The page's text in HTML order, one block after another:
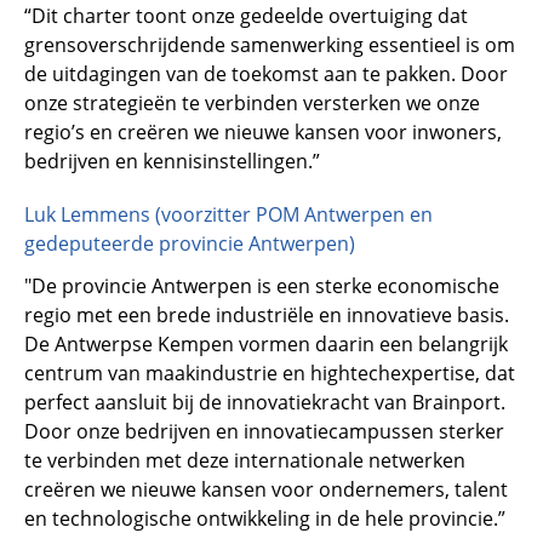
“Dit charter toont onze gedeelde overtuiging dat
grensoverschrijdende samenwerking essentieel is om
de uitdagingen van de toekomst aan te pakken. Door
onze strategieën te verbinden versterken we onze
regio’s en creëren we nieuwe kansen voor inwoners,
bedrijven en kennisinstellingen.”
Luk Lemmens (voorzitter POM Antwerpen en
gedeputeerde provincie Antwerpen)
"De provincie Antwerpen is een sterke economische
regio met een brede industriële en innovatieve basis.
De Antwerpse Kempen vormen daarin een belangrijk
centrum van maakindustrie en hightechexpertise, dat
perfect aansluit bij de innovatiekracht van Brainport.
Door onze bedrijven en innovatiecampussen sterker
te verbinden met deze internationale netwerken
creëren we nieuwe kansen voor ondernemers, talent
en technologische ontwikkeling in de hele provincie.”